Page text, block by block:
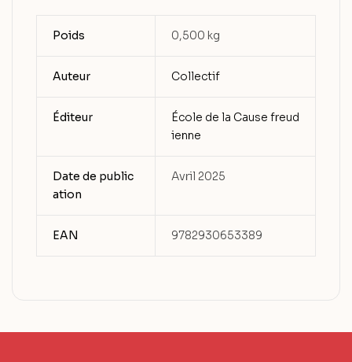
Poids 0,500 kg
Auteur Collectif
Éditeur
École de la Cause freud
ienne
Date de public
ation
Avril 2025
EAN 9782930653389